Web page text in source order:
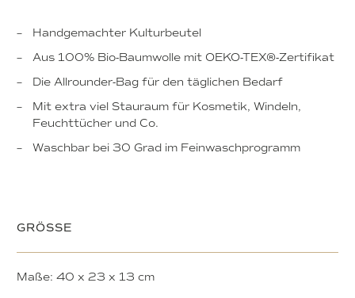
Handgemachter Kulturbeutel
Aus 100% Bio-Baumwolle mit OEKO-TEX®-Zertifikat
Die Allrounder-Bag für den täglichen Bedarf
Mit extra viel Stauraum für Kosmetik, Windeln,
Feuchttücher und Co.
Waschbar bei 30 Grad im Feinwaschprogramm
GRÖSSE
Maße: 40 x 23 x 13 cm